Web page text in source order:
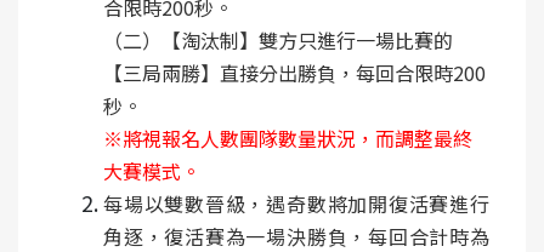
合限時200秒。
（二）【淘汰制】雙方只進行一場比賽的
【三局兩勝】直接分出勝負，每回合限時200
秒。
※將視報名人數團隊數量狀況，而調整最終
大賽模式。
每場以雙數晉級，遇奇數將加開復活賽進行
角逐，復活賽為一場決勝負，每回合計時為